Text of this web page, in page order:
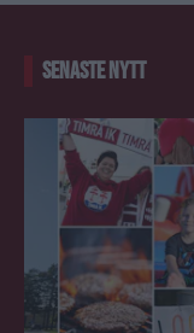
SENASTE NYTT
Detta händer på